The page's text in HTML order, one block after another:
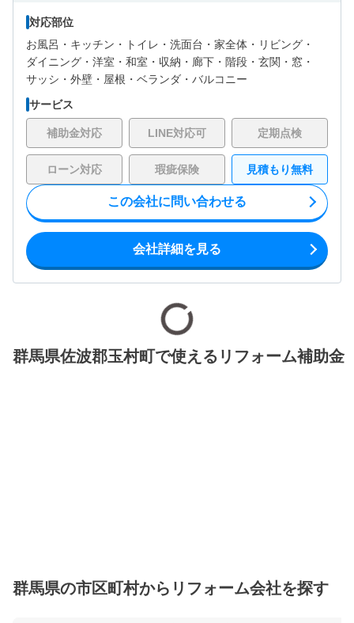
対応部位
お風呂・ キッチン・ トイレ・ 洗面台・ 家全体・ リビング・
ダイニング・ 洋室・ 和室・ 収納・ 廊下・ 階段・ 玄関・ 窓・
サッシ・ 外壁・ 屋根・ ベランダ・バルコニー
サービス
補助金対応 LINE対応可 定期点検
ローン対応 瑕疵保険 見積もり無料
この会社に問い合わせる
会社詳細を見る
群馬県佐波郡玉村町で使えるリフォーム補助金
群馬県の市区町村からリフォーム会社を探す